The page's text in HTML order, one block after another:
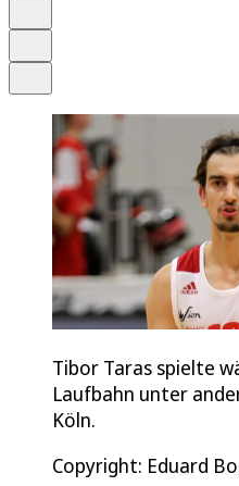
Tibor Taras spielte
Laufbahn unter
Köln.
Copyright: Eduard